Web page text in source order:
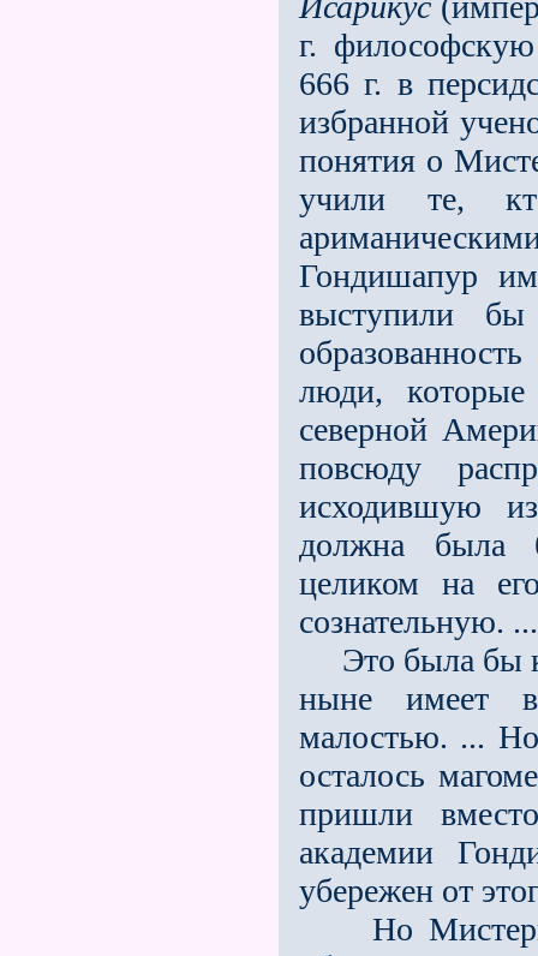
г.
666 г. в
избранной
понятия о
учили те,
Гондишапур
выступили
люди,
северной
повсюду
исходившую
должна была
целиком на
сознательную. ...
Это была бы
ныне имеет
малостью. ...
осталось
пришли
академии
убережeн от
Но Мистерия